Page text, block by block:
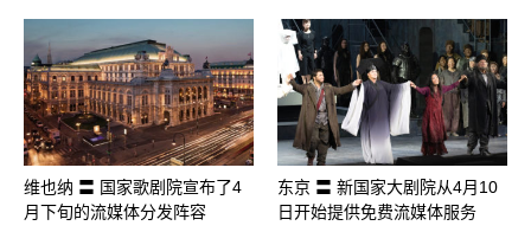
维也纳 〓 国家歌剧院宣布了4
月下旬的流媒体分发阵容
东京 〓 新国家大剧院从4月10
日开始提供免费流媒体服务